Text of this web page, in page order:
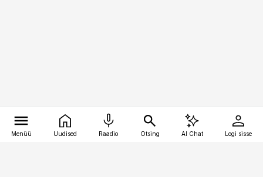
Menüü Uudised Raadio Otsing AI Chat Logi sisse